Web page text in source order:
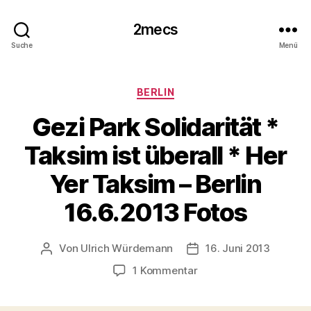
Suche
2mecs
Menü
Kategorien
BERLIN
Gezi Park Solidarität *
Taksim ist überall * Her
Yer Taksim – Berlin
16.6.2013 Fotos
Beitragsautor
Von Ulrich Würdemann Beitragsdatum
16. Juni 2013
1 Kommentarzu